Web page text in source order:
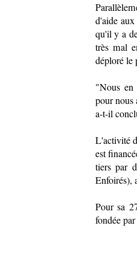
d'aide
qu'il y a
très mal
déploré le
"Nous en
pour nous
a-t-il
L'activité
est
tiers par
Enfoirés),
Pour sa
fondée